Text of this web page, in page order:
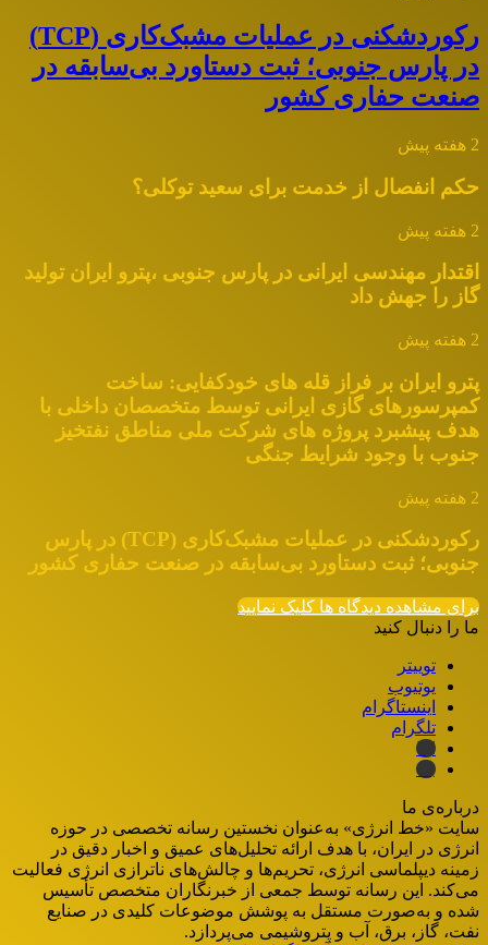
رکوردشکنی در عملیات مشبک‌کاری (TCP)
در پارس جنوبی؛ ثبت دستاورد بی‌سابقه در
صنعت حفاری کشور
2 هفته پیش
حکم انفصال از خدمت برای سعید توکلی؟
2 هفته پیش
اقتدار مهندسی ایرانی در پارس جنوبی ،پترو ایران تولید
گاز را جهش داد
2 هفته پیش
پترو ایران بر فراز قله های خودکفایی: ساخت
کمپرسورهای گازی ایرانی توسط متخصصان داخلی با
هدف پیشبرد پروژه های شرکت ملی مناطق نفتخیز
جنوب با وجود شرایط جنگی
2 هفته پیش
رکوردشکنی در عملیات مشبک‌کاری (TCP) در پارس
جنوبی؛ ثبت دستاورد بی‌سابقه در صنعت حفاری کشور
برای مشاهده دیدگاه ها کلیک نمایید
ما را دنبال کنید
توییتر
یوتیوب
اینستاگرام
تلگرام
ایتا
بله
درباره‌ی ما
سایت «خط انرژی» به‌عنوان نخستین رسانه تخصصی در حوزه
انرژی در ایران، با هدف ارائه تحلیل‌های عمیق و اخبار دقیق در
زمینه دیپلماسی انرژی، تحریم‌ها و چالش‌های ناترازی انرژی فعالیت
می‌کند. این رسانه توسط جمعی از خبرنگاران متخصص تأسیس
شده و به‌صورت مستقل به پوشش موضوعات کلیدی در صنایع
نفت، گاز، برق، آب و پتروشیمی می‌پردازد.